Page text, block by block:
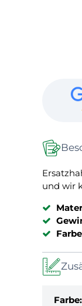
und wir
Farbe
Farbe: